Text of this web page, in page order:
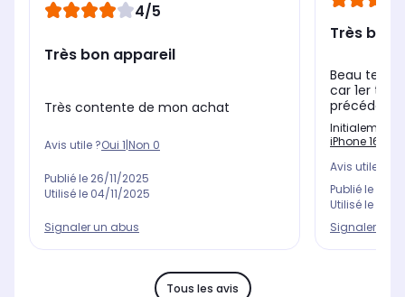
4/5
Très bon appareil
Très contente de mon achat
Avis utile ?Oui 1|Non 0
Publié le 26/11/2025
Utilisé le 04/11/2025
Signaler un abus
Très bon
Beau tel et
car 1er tel
Initialement
iPhone 16
Avis utile ?
Publié le
Utilisé le
Signaler un
Tous les avis